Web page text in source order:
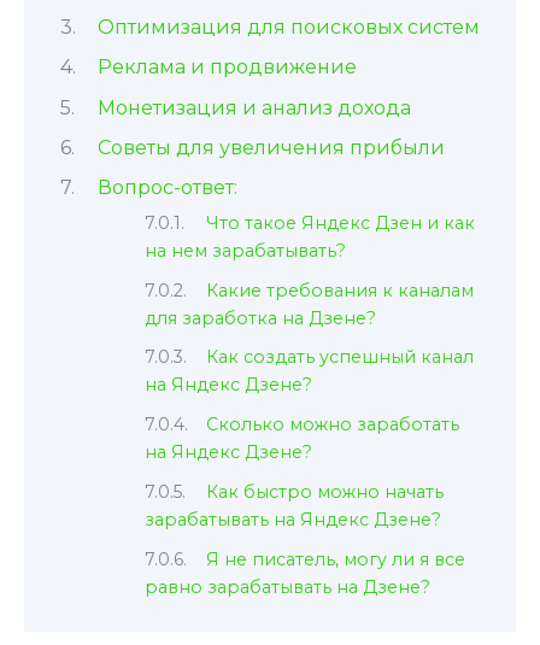
Оптимизация для поисковых систем
Реклама и продвижение
Монетизация и анализ дохода
Советы для увеличения прибыли
Вопрос-ответ:
Что такое Яндекс Дзен и как
на нем зарабатывать?
Какие требования к каналам
для заработка на Дзене?
Как создать успешный канал
на Яндекс Дзене?
Сколько можно заработать
на Яндекс Дзене?
Как быстро можно начать
зарабатывать на Яндекс Дзене?
Я не писатель, могу ли я все
равно зарабатывать на Дзене?